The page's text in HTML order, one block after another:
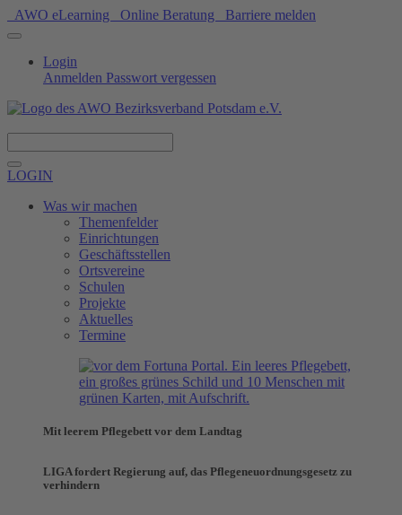
AWO eLearning Online Beratung Barriere melden
Login
Anmelden Passwort vergessen
LOGIN
Was wir machen
Themenfelder
Einrichtungen
Geschäftsstellen
Ortsvereine
Schulen
Projekte
Aktuelles
Termine
Mit leerem Pflegebett vor dem Landtag
LIGA fordert Regierung auf, das Pflegeneuordnungsgesetz zu
verhindern